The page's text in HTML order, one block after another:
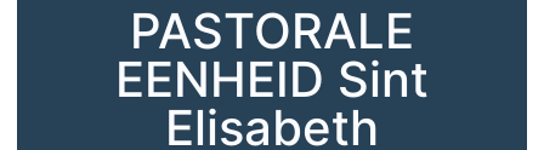
PASTORALE
EENHEID Sint
Elisabeth